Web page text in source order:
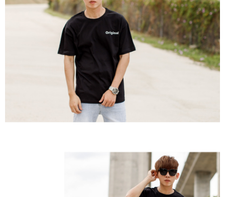
２．訂單成立數日內，您將收到繳費通知簡訊。
３．收到繳費通知簡訊後14天內，點擊此簡訊中的連結，可透過四大超商／
ATM／網路銀行／等多元方式進行付款，方視為交易完成。
※ 請注意：結帳手續完成當下不需立刻繳費，但若您需要取消訂單，請聯絡
購買商品的店家。未經商家同意取消之訂單仍視為有效，需透過AFTEE先享
後付繳納相關費用。
※ 交易是否成功請以「AFTEE先享後付 」之結帳頁面顯示為準，若有關於
是否繳費成功／繳費後需取消欲退款等相關疑問，請聯繫「AFTEE先享後付
https://netprotections.freshdesk.com/support/home
１．透過由恩沛科技股份有限公司提供之「AFTEE先享後付」服務完成之交
易，需依本服務之必要範圍內提供個人資料，並將交易相關給付款項請求債
權轉讓予恩沛科技股份有限公司。
「AFTEE先享後付」，若未經同意申辦者引起之損失，本公司不負相關責
４．使用「AFTEE先享後付」時，將依據個別帳號之用戶狀況，依本公司即
時審查核予不同之上限額度；若仍有額度不足之情形，本公司將視審查結果
每筆NT$80，滿NT$1,800(含以上)免運費
每筆NT$80，滿NT$1,800(含以上)免運費
先付款後7-11取貨
每筆NT$80，滿NT$1,800(含以上)免運費
每筆NT$120，滿NT$3,000(含以上)免運費
海外宅配 (TWD) 查看運費